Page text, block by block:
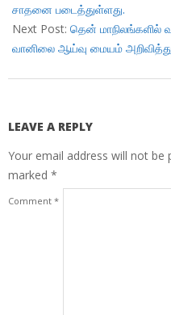
சாதனை படைத்துள்ளது.
Next Post: தென் மாநிலங்களில்
வானிலை ஆய்வு மையம்
LEAVE A REPLY
Your email address will not be
marked *
Comment *